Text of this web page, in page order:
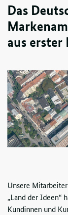
Das
aus erster
Unsere
„Land der Ideen“
Kundinnen und